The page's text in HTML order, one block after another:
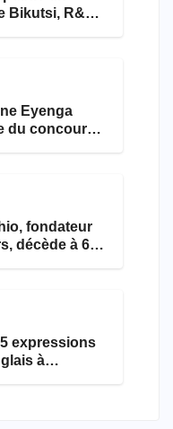
Bikutsi, R&B
Eyenga
du concours
fondateur
décède à 69
expressions
à